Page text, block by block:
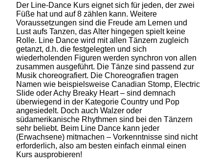
Der Line-Dance Kurs eignet sich für jeden, der zwei
Füße hat und auf 8 zählen kann. Weitere
Voraussetzungen sind die Freude am Lernen und
Lust aufs Tanzen, das Alter hingegen spielt keine
Rolle. Line Dance wird mit allen Tänzern zugleich
getanzt, d.h. die festgelegten und sich
wiederholenden Figuren werden synchron von allen
zusammen ausgeführt. Die Tänze sind passend zur
Musik choreografiert. Die Choreografien tragen
Namen wie beispielsweise Canadian Stomp, Electric
Slide oder Achy Breaky Heart – sind demnach
überwiegend in der Kategorie Country und Pop
angesiedelt. Doch auch Walzer oder
südamerikanische Rhythmen sind bei den Tänzern
sehr beliebt. Beim Line Dance kann jeder
(Erwachsene) mitmachen – Vorkenntnisse sind nicht
erforderlich, also am besten einfach einmal einen
Kurs ausprobieren!